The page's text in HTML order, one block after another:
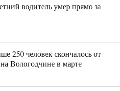
водитель умер прямо за
250 человек скончалось от
Вологодчине в марте